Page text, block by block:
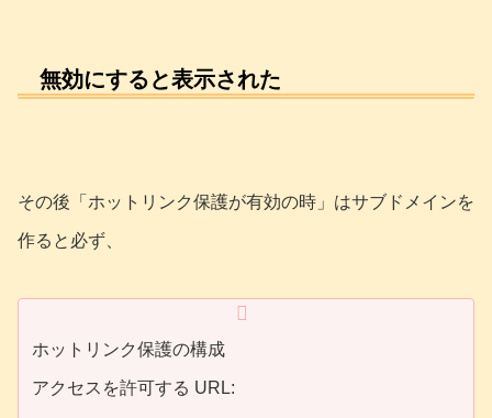
無効にすると表示された
その後「ホットリンク保護が有効の時」はサブドメインを
作ると必ず、
ホットリンク保護の構成
アクセスを許可する URL: